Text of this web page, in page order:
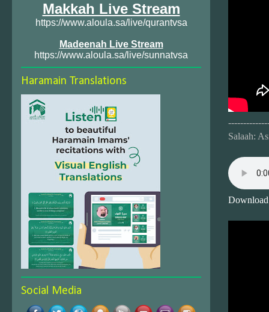
Salaah:
Makkah Live Stream
https://www.aloula.sa/live/qurantvsa
Madeenah Live Stream
https://www.aloula.sa/live/sunnatvsa
Haramain Translations
Social Media